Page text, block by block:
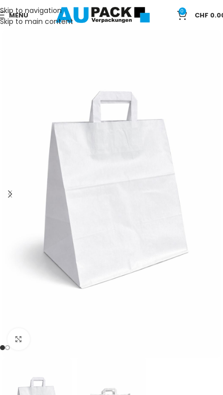
Skip to navigation
Skip to main content
MENU 0 CHF